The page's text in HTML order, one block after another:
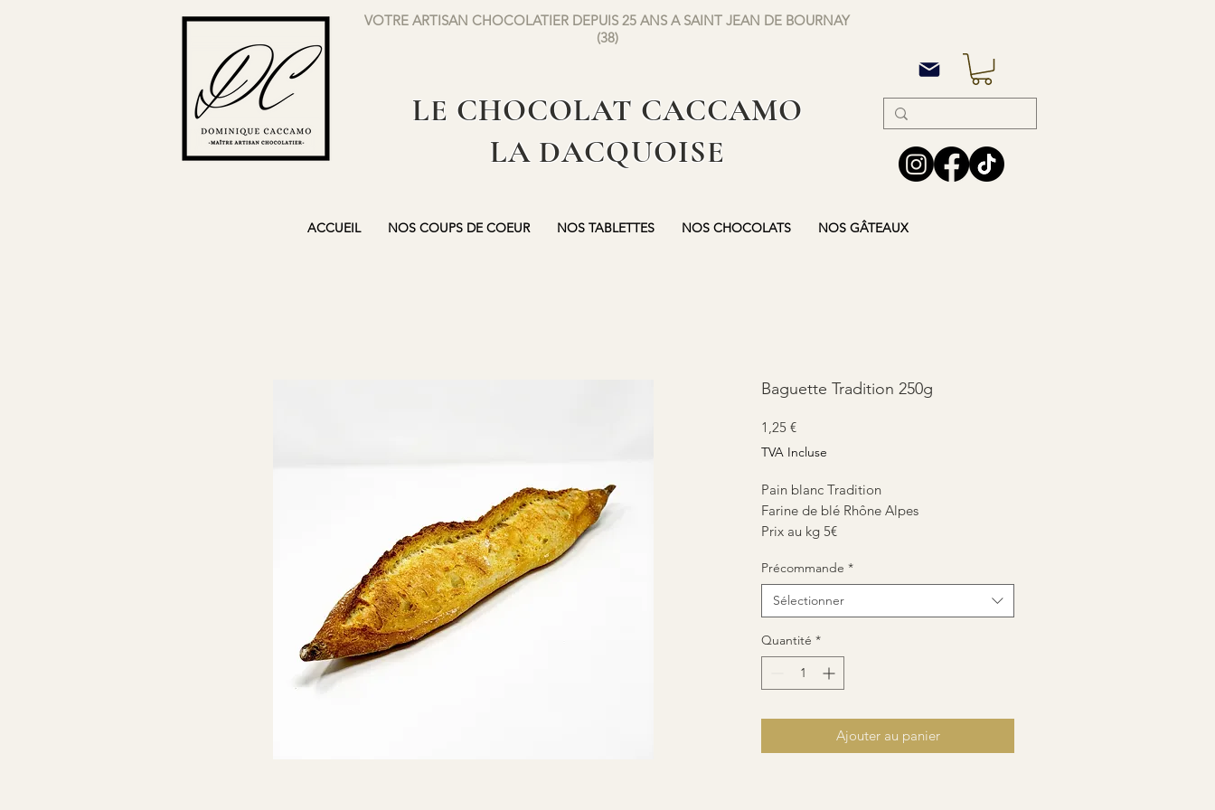
VOTRE ARTISAN CHOCOLATIER DEPUIS 25 ANS A SAINT JEAN DE BOURNAY
(38)
LE CHOCOLAT CACCAMO
LA DACQUOISE
ACCUEIL NOS COUPS DE COEUR NOS TABLETTES NOS CHOCOLATS NOS GÂTEAUX
Baguette Tradition 250g
1,25 €Prix
TVA Incluse
Pain blanc Tradition
Farine de blé Rhône Alpes
Prix au kg 5€
Précommande *
Sélectionner
Quantité *
Ajouter au panier